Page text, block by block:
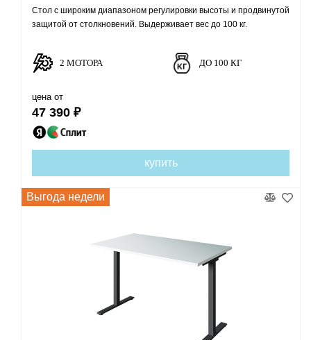
Стол с широким диапазоном регулировки высоты и продвинутой
защитой от столкновений. Выдерживает вес до 100 кг.
2 МОТОРА ДО 100 КГ
цена от
47 390 ₽
купить
Выгода недели